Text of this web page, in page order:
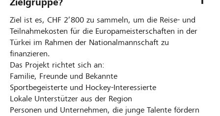
Zielgruppe?
Ziel ist es, CHF 2’800 zu sammeln, um die Reise- und
Teilnahme­kosten für die Europameisterschaften in der
Türkei im Rahmen der Nationalmannschaft zu
finanzieren.
Das Projekt richtet sich an:
Familie, Freunde und Bekannte
Sportbegeisterte und Hockey-Interessierte
Lokale Unterstützer aus der Region
Personen und Unternehmen, die junge Talente fördern